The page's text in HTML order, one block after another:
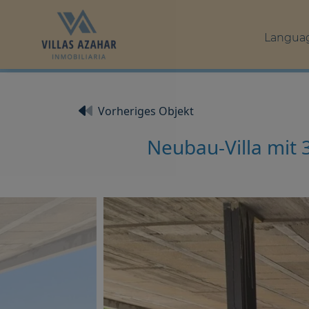
Vorheriges Objekt
Neubau-Villa mit